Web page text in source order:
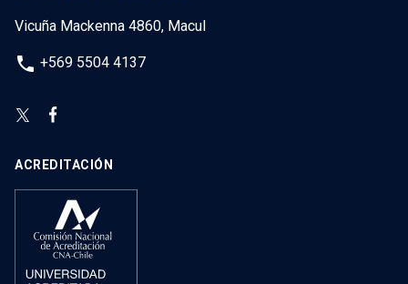
Vicuña Mackenna 4860, Macul
phone +569 5504 4137
ACREDITACIÓN